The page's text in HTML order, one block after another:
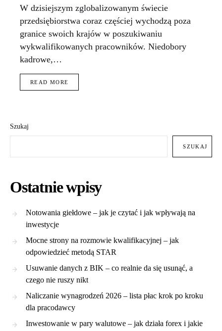
W dzisiejszym zglobalizowanym świecie
przedsiębiorstwa coraz częściej wychodzą poza
granice swoich krajów w poszukiwaniu
wykwalifikowanych pracowników. Niedobory
kadrowe,…
READ MORE
Szukaj
SZUKAJ
Ostatnie wpisy
Notowania giełdowe – jak je czytać i jak wpływają na
inwestycje
Mocne strony na rozmowie kwalifikacyjnej – jak
odpowiedzieć metodą STAR
Usuwanie danych z BIK – co realnie da się usunąć, a
czego nie ruszy nikt
Naliczanie wynagrodzeń 2026 – lista płac krok po kroku
dla pracodawcy
Inwestowanie w pary walutowe – jak działa forex i jakie